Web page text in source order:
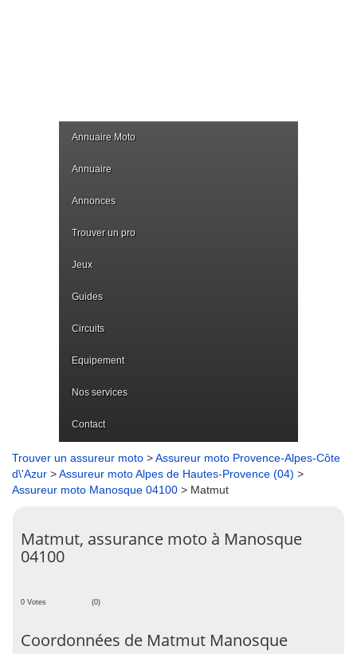
Annuaire Moto
Annuaire
Annonces
Trouver un pro
Jeux
Guides
Circuits
Equipement
Nos services
Contact
Trouver un assureur moto >Assureur moto Provence-Alpes-Côte
d\'Azur >Assureur moto Alpes de Hautes-Provence (04) >
Assureur moto Manosque 04100 > Matmut
Matmut, assurance moto à Manosque
04100
0 Votes (0)
Coordonnées de Matmut Manosque